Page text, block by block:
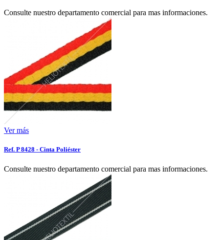
Consulte nuestro departamento comercial para mas informaciones.
Ver más
Ref. P 8428 - Cinta Poliéster
Consulte nuestro departamento comercial para mas informaciones.